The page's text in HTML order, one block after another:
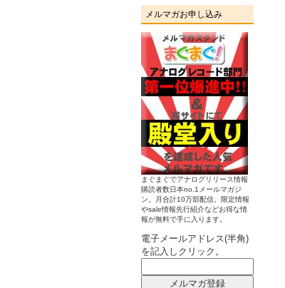
メルマガお申し込み
まぐまぐでアナログリリース情報
購読者数日本no.1メールマガジ
ン。月合計10万部配信。限定情報
やsale情報先行紹介などお得な情
報が無料で手に入ります。
電子メールアドレス(半角)
を記入しクリック。